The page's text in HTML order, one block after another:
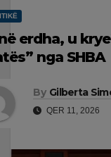
erdha, u
nga SHBA
By Gilberta
QER 11, 2026